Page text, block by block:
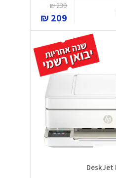
239 ₪
209 ₪